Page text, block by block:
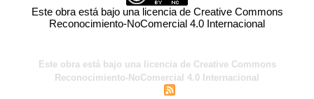
Este obra está bajo una licencia de Creative Commons
Reconocimiento-NoComercial 4.0 Internacional
Este obra está bajo una licencia de Creative Commons
Reconocimiento-NoComercial 4.0 Internacional